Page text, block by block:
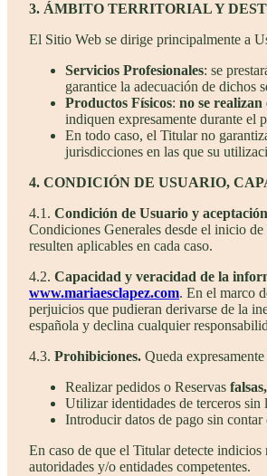
3. ÁMBITO TERRITORIAL Y
El Sitio Web se dirige principalmente a
Servicios Profesionales: se
garantice la adecuación de dichos
Productos Físicos: no se
indiquen expresamente durante el
En todo caso, el Titular no
jurisdicciones en las que su
4. CONDICIÓN DE USUARIO,
4.1. Condición de Usuario y
Condiciones Generales desde el inicio
resulten aplicables en cada caso.
4.2. Capacidad y veracidad de la
www.mariaesclapez.com. En el marco
perjuicios que pudieran derivarse de la
española y declina cualquier
4.3. Prohibiciones. Queda
Realizar pedidos o Reservas
Utilizar identidades de terceros sin
Introducir datos de pago sin
En caso de que el Titular detecte
autoridades y/o entidades competentes.